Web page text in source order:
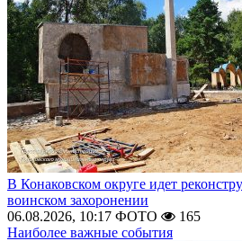
В Конаковском округе идет
воинском захоронении
06.08.2026, 10:17 ФОТО
165
Наиболее важные события